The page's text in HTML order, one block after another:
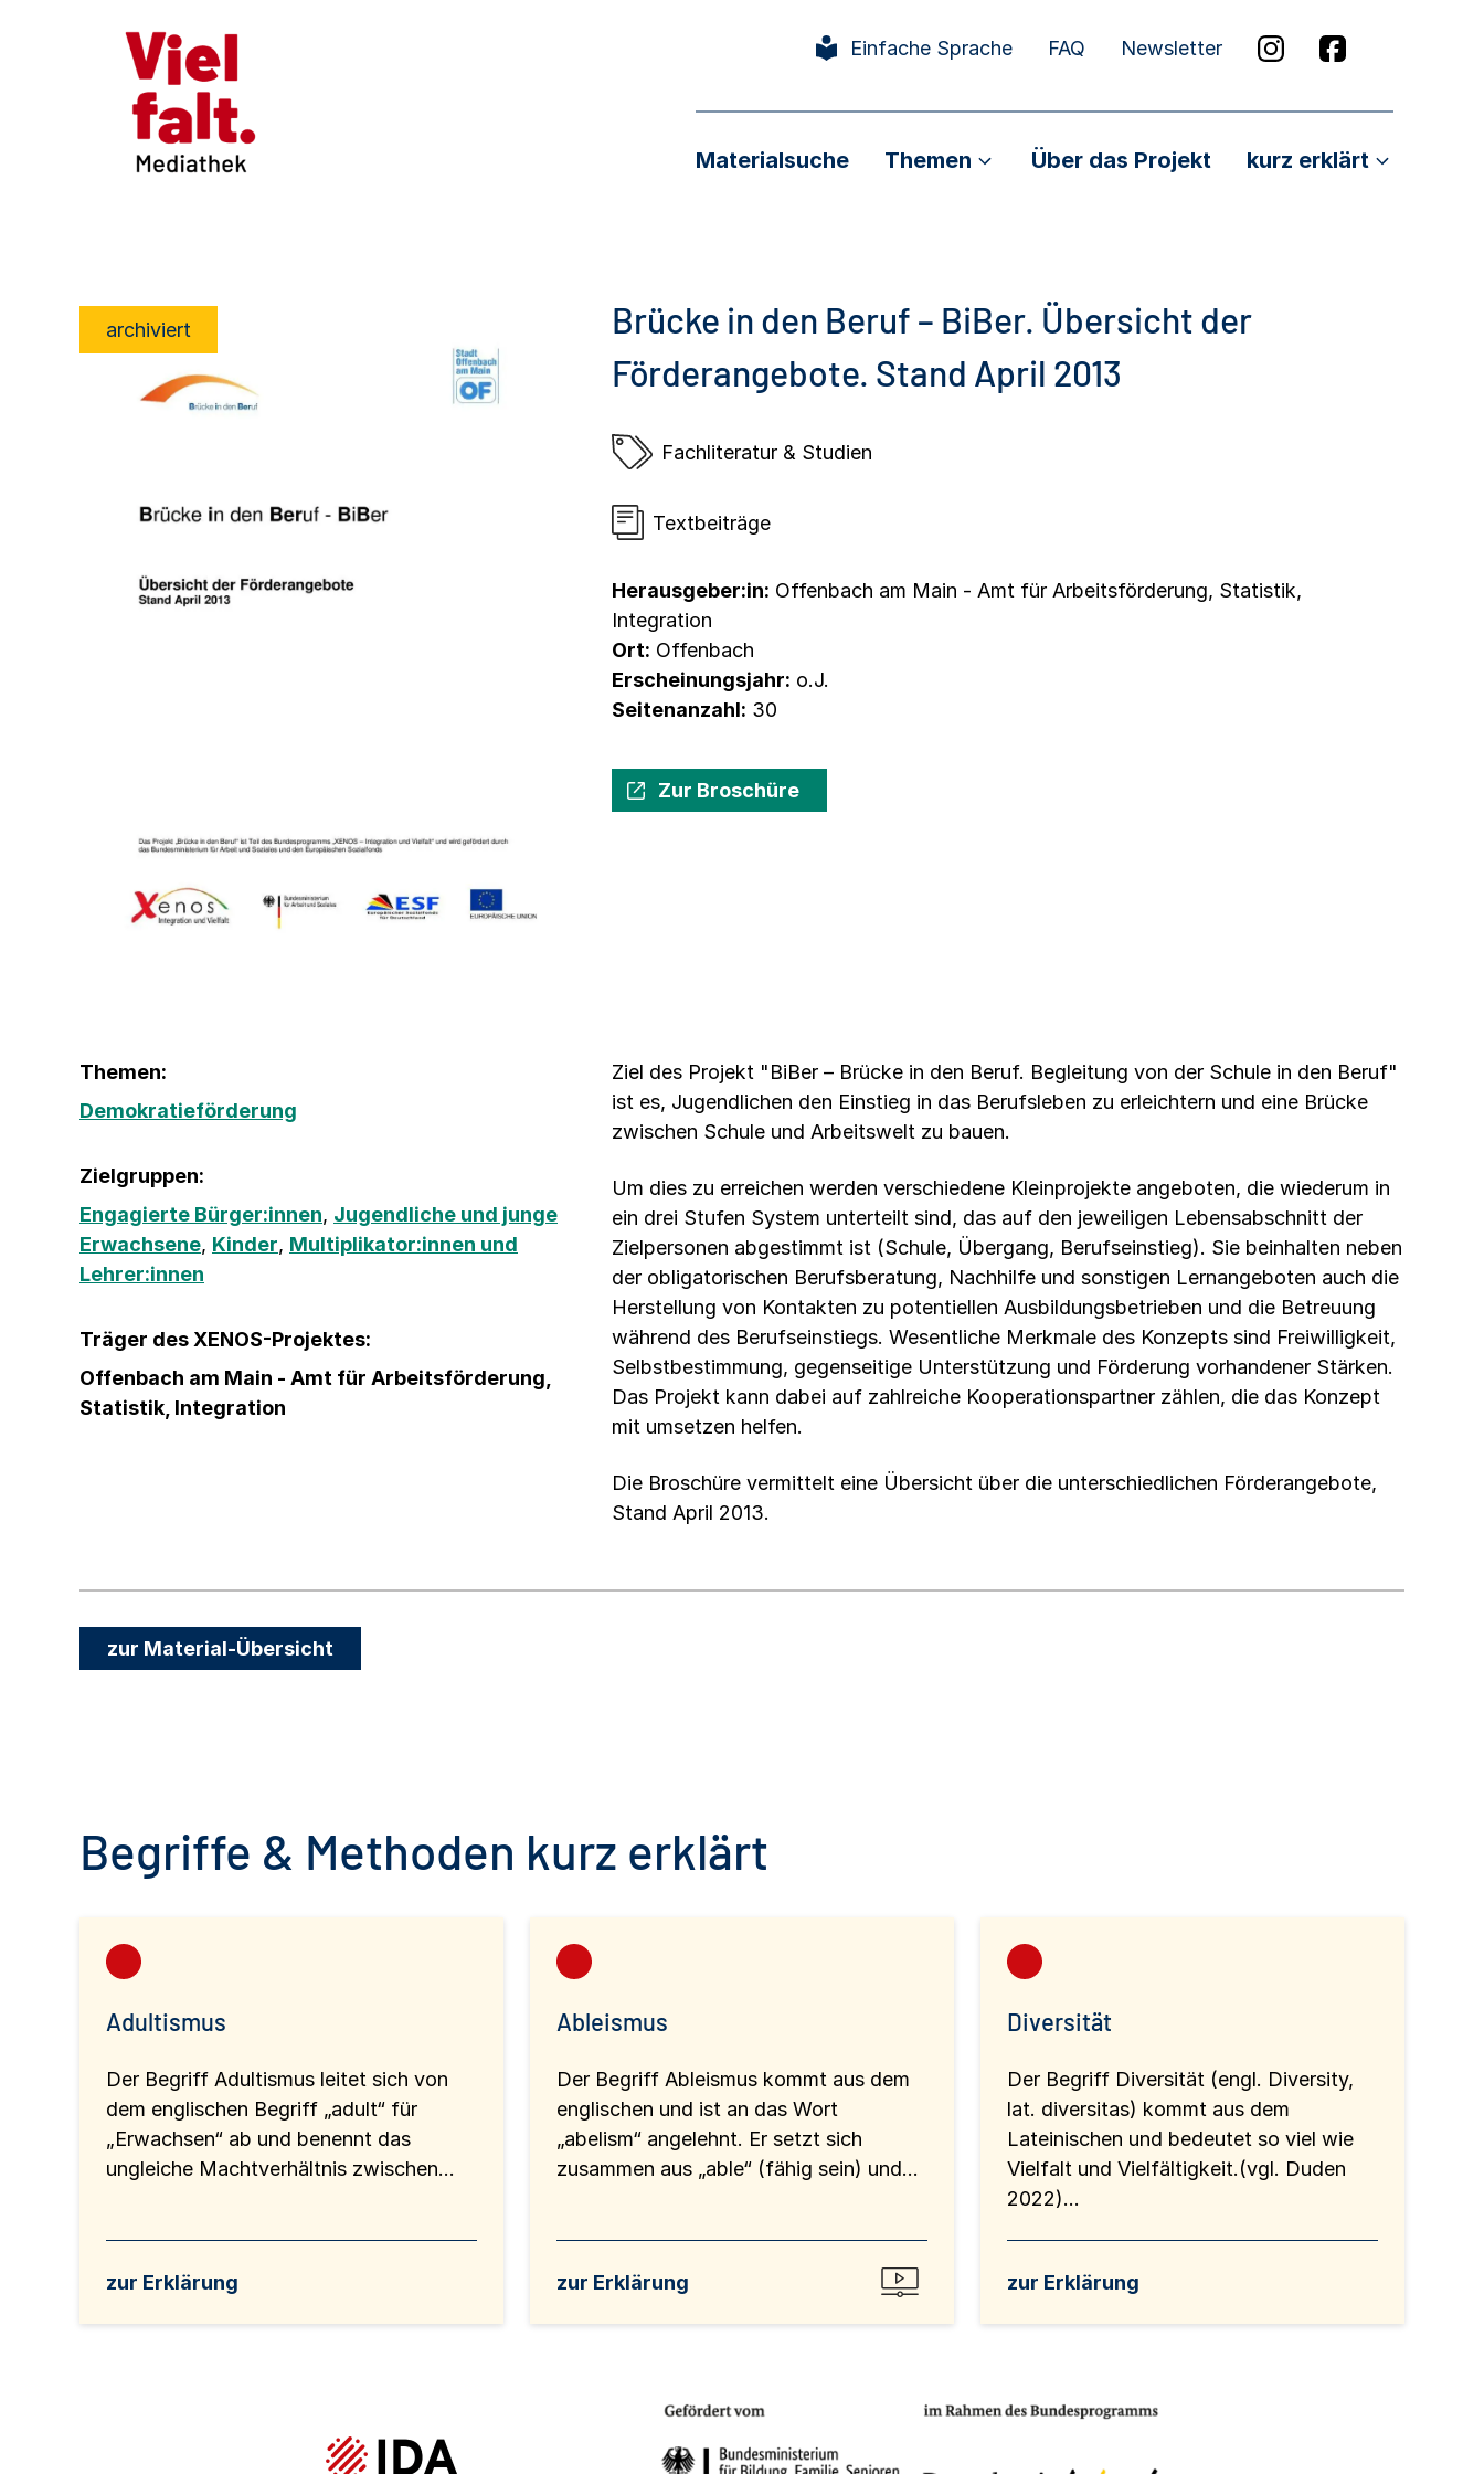
Einfache Sprache FAQ Newsletter
Materialsuche Themen Über das Projekt kurz erklärt
archiviert
Brücke in den Beruf – BiBer. Übersicht der
Förderangebote. Stand April 2013
Fachliteratur & Studien
Textbeiträge
Herausgeber:in: Offenbach am Main - Amt für Arbeitsförderung, Statistik,
Integration
Ort: Offenbach
Erscheinungsjahr: o.J.
Seitenanzahl: 30
Zur Broschüre
Themen:
Demokratieförderung
Zielgruppen:
Engagierte Bürger:innen, Jugendliche und junge
Erwachsene, Kinder, Multiplikator:innen und
Lehrer:innen
Träger des XENOS-Projektes:
Offenbach am Main - Amt für Arbeitsförderung,
Statistik, Integration
Ziel des Projekt "BiBer – Brücke in den Beruf. Begleitung von der Schule in den Beruf"
ist es, Jugendlichen den Einstieg in das Berufsleben zu erleichtern und eine Brücke
zwischen Schule und Arbeitswelt zu bauen.
Um dies zu erreichen werden verschiedene Kleinprojekte angeboten, die wiederum in
ein drei Stufen System unterteilt sind, das auf den jeweiligen Lebensabschnitt der
Zielpersonen abgestimmt ist (Schule, Übergang, Berufseinstieg). Sie beinhalten neben
der obligatorischen Berufsberatung, Nachhilfe und sonstigen Lernangeboten auch die
Herstellung von Kontakten zu potentiellen Ausbildungsbetrieben und die Betreuung
während des Berufseinstiegs. Wesentliche Merkmale des Konzepts sind Freiwilligkeit,
Selbstbestimmung, gegenseitige Unterstützung und Förderung vorhandener Stärken.
Das Projekt kann dabei auf zahlreiche Kooperationspartner zählen, die das Konzept
mit umsetzen helfen.
Die Broschüre vermittelt eine Übersicht über die unterschiedlichen Förderangebote,
Stand April 2013.
zur Material-Übersicht
Begriffe & Methoden kurz erklärt
Adultismus
Der Begriff Adultismus leitet sich von
dem englischen Begriff „adult“ für
„Erwachsen“ ab und benennt das
ungleiche Machtverhältnis zwischen...
zur Erklärung
Ableismus
Der Begriff Ableismus kommt aus dem
englischen und ist an das Wort
„abelism“ angelehnt. Er setzt sich
zusammen aus „able“ (fähig sein) und...
zur Erklärung
Diversität
Der Begriff Diversität (engl. Diversity,
lat. diversitas) kommt aus dem
Lateinischen und bedeutet so viel wie
Vielfalt und Vielfältigkeit.(vgl. Duden
2022)...
zur Erklärung